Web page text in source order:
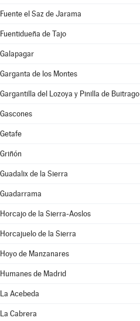
Fuente el Saz de Jarama
Fuentidueña de Tajo
Galapagar
Garganta de los Montes
Gargantilla del Lozoya y Pinilla de Buitrago
Gascones
Getafe
Griñón
Guadalix de la Sierra
Guadarrama
Horcajo de la Sierra-Aoslos
Horcajuelo de la Sierra
Hoyo de Manzanares
Humanes de Madrid
La Acebeda
La Cabrera